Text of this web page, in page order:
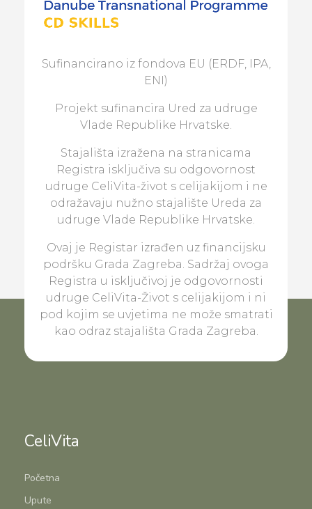
Sufinancirano iz fondova EU (ERDF, IPA,
ENI)
Projekt sufinancira Ured za udruge
Vlade Republike Hrvatske.
Stajališta izražena na stranicama
Registra isključiva su odgovornost
udruge CeliVita-život s celijakijom i ne
odražavaju nužno stajalište Ureda za
udruge Vlade Republike Hrvatske.
Ovaj je Registar izrađen uz financijsku
podršku Grada Zagreba. Sadržaj ovoga
Registra u isključivoj je odgovornosti
udruge CeliVita-Život s celijakijom i ni
pod kojim se uvjetima ne može smatrati
kao odraz stajališta Grada Zagreba.
CeliVita
Početna
Upute